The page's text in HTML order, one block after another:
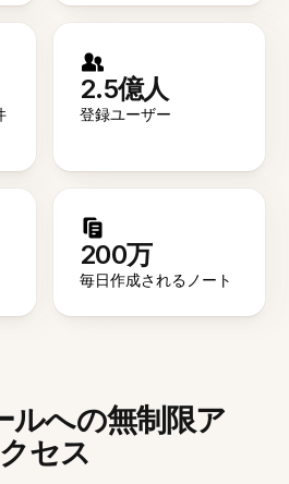
2.5億人
登録ユーザー
200万
毎日作成されるノート
ルへの無制限ア
クセス